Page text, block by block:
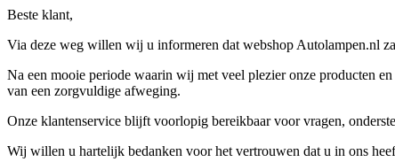
Beste klant,
Via deze weg willen wij u informeren dat webshop Autolampen.nl
Na een mooie periode waarin wij met veel plezier onze producten
van een zorgvuldige afweging.
Onze klantenservice blijft voorlopig bereikbaar voor vragen,
Wij willen u hartelijk bedanken voor het vertrouwen dat u in ons